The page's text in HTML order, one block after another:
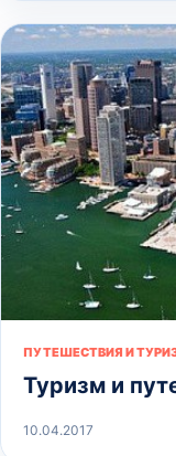
ПУТЕШЕСТВИЯ И
Туризм и
10.04.2017